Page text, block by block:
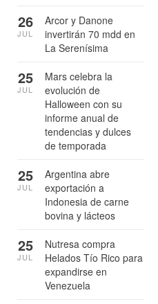
Arcor y Danone
invertirán 70 mdd en
La Serenísima
26
JUL
Mars celebra la
evolución de
Halloween con su
informe anual de
tendencias y dulces
de temporada
25
JUL
Argentina abre
exportación a
Indonesia de carne
bovina y lácteos
25
JUL
Nutresa compra
Helados Tío Rico para
expandirse en
Venezuela
25
JUL